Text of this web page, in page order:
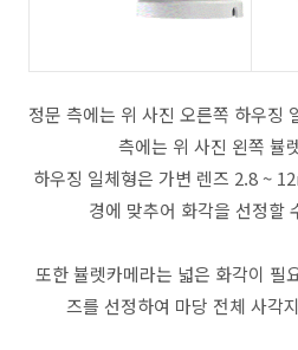
정문 측에는 위 사진 오른쪽 하우징
측에는 위 사진 왼쪽 뷸
하우징 일체형은 가변 렌즈 2.8 ~
경에 맞추어 화각을 선정할
또한 뷸렛카메라는 넓은 화각이 필
즈를 선정하여 마당 전체 사각